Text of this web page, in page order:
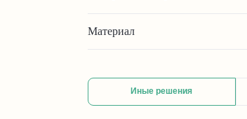
Материал
Иные решения